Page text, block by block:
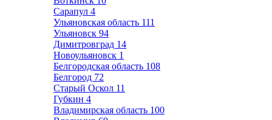
Сарапул 4
Ульяновская область 111
Ульяновск 94
Димитровград 14
Новоульяновск 1
Белгородская область 108
Белгород 72
Старый Оскол 11
Губкин 4
Владимирская область 100